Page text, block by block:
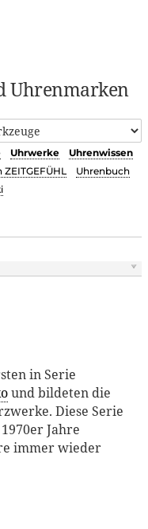
Uhrenmarken
Uhrwerke
Uhrenwissen
Uhrenbuch
in Serie
und bildeten die
Diese Serie
Jahre
immer wieder